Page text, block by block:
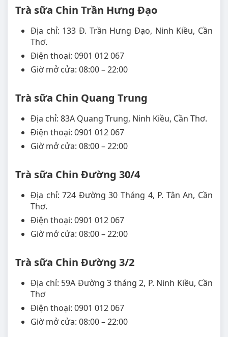
Trà sữa Chin Trần Hưng Đạo
Địa chỉ: 133 Đ. Trần Hưng Đạo, Ninh Kiều, Cần
Thơ.
Điện thoại: 0901 012 067
Giờ mở cửa: 08:00 – 22:00
Trà sữa Chin Quang Trung
Địa chỉ: 83A Quang Trung, Ninh Kiều, Cần Thơ.
Điện thoại: 0901 012 067
Giờ mở cửa: 08:00 – 22:00
Trà sữa Chin Đường 30/4
Địa chỉ: 724 Đường 30 Tháng 4, P. Tân An, Cần
Thơ.
Điện thoại: 0901 012 067
Giờ mở cửa: 08:00 – 22:00
Trà sữa Chin Đường 3/2
Địa chỉ: 59A Đường 3 tháng 2, P. Ninh Kiều, Cần
Thơ
Điện thoại: 0901 012 067
Giờ mở cửa: 08:00 – 22:00